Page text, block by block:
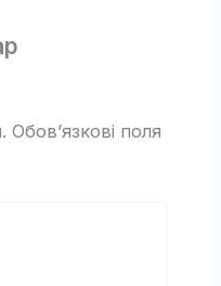
Обов’язкові поля